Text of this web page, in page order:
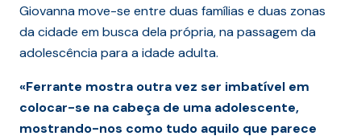
Giovanna move-se entre duas famílias e duas zonas
da cidade em busca dela própria, na passagem da
adolescência para a idade adulta.
«Ferrante mostra outra vez ser imbatível em
colocar-se na cabeça de uma adolescente,
mostrando-nos como tudo aquilo que parece